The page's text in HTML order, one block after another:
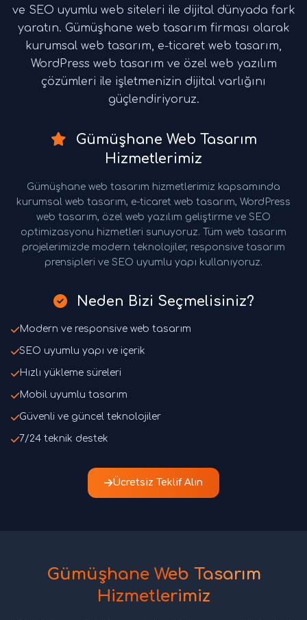
ve SEO uyumlu web siteleri ile dijital dünyada fark
yaratın. Gümüşhane web tasarım firması olarak
kurumsal web tasarım, e-ticaret web tasarım,
WordPress web tasarım ve özel web yazılım
çözümleri ile işletmenizin dijital varlığını
güçlendiriyoruz.
Gümüşhane Web Tasarım
Hizmetlerimiz
Gümüşhane web tasarım hizmetlerimiz kapsamında
kurumsal web tasarım, e-ticaret web tasarım, WordPress
web tasarım, özel web yazılım geliştirme ve SEO
optimizasyonu hizmetleri sunuyoruz. Tüm web tasarım
projelerimizde modern teknolojiler, responsive tasarım
prensipleri ve SEO uyumlu yapı kullanıyoruz.
Neden Bizi Seçmelisiniz?
Modern ve responsive web tasarım
SEO uyumlu yapı ve içerik
Hızlı yükleme süreleri
Mobil uyumlu tasarım
Güvenli ve güncel teknolojiler
7/24 teknik destek
Ücretsiz Teklif Alın
Gümüşhane Web Tasarım
Hizmetlerimiz